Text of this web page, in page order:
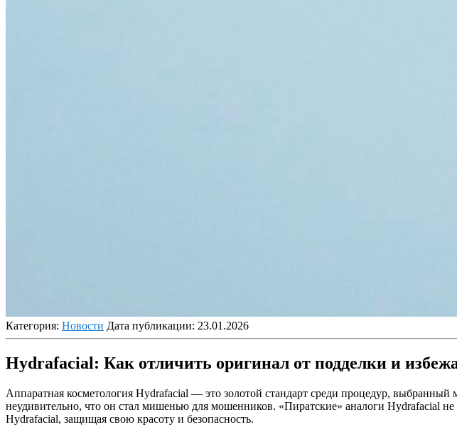
Категория: Новости Дата публикации: 23.01.2026
Hydrafacial: Как отличить оригинал от подделки и
Аппаратная косметология Hydrafacial — это золотой стандарт среди процедур,
неудивительно, что он стал мишенью для мошенников. «Пиратские» аналоги Hydrafacial не
Hydrafacial, защищая свою красоту и безопасность.